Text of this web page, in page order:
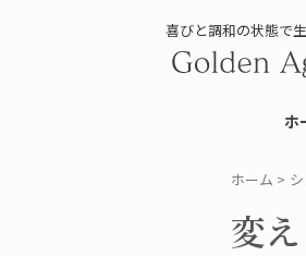
喜びと調和の状態で
ホ
ホーム >
変